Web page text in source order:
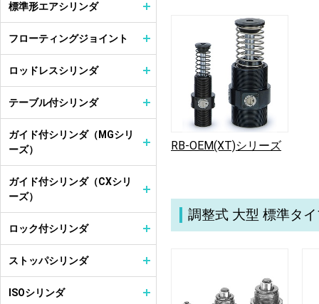
RB-OEM(XT)シリーズ
調整式 大型 標準タ
標準形エアシリンダ
フローティングジョイント
ロッドレスシリンダ
テーブル付シリンダ
ガイド付シリンダ（MGシリ
ーズ）
ガイド付シリンダ（CXシリ
ーズ）
ロック付シリンダ
ストッパシリンダ
ISOシリンダ